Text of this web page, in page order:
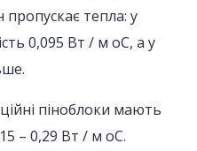
пропускає тепла: у
0,095 Вт / м оС, а у
піноблоки мають
– 0,29 Вт / м оС.